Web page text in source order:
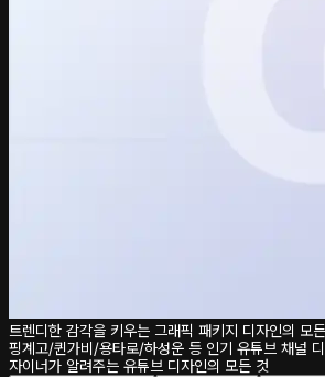
트렌디한 감각을 키우는 그래픽 패키지 디자인의 모
핑계고/퀸가비/용타로/하성운 등 인기 유튜브 채널
자이너가 알려주는 유튜브 디자인의 모든 것